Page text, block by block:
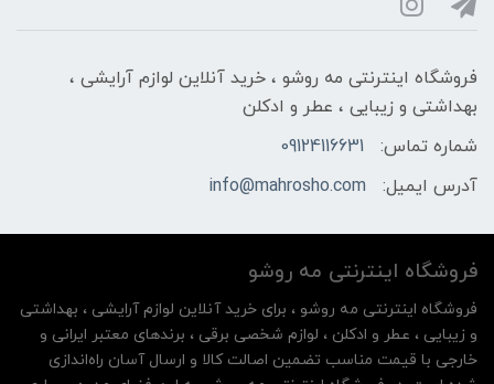
فروشگاه اینترنتی مه‌ رو‌شو ، خرید آنلاین لوازم آرایشی ،
بهداشتی و زیبایی ، عطر و ادکلن
شماره تماس:
09124116631
آدرس ایمیل:
info@mahrosho.com
فروشگاه اینترنتی مه‌ رو‌شو
فروشگاه اینترنتی مه‌ رو‌شو ، برای خرید آنلاین لوازم آرایشی ، بهداشتی
و زیبایی ، عطر و ادکلن ، لوازم شخصی برقی ، برندهای معتبر ایرانی و
خارجی با قیمت مناسب تضمین اصالت کالا و ارسال آسان راه‌اندازی